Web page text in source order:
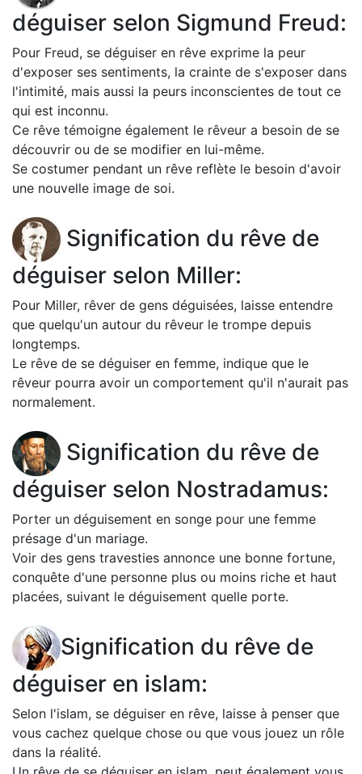
déguiser selon Sigmund Freud:
Pour Freud, se déguiser en rêve exprime la peur
d'exposer ses sentiments, la crainte de s'exposer dans
l'intimité, mais aussi la peurs inconscientes de tout ce
qui est inconnu.
Ce rêve témoigne également le rêveur a besoin de se
découvrir ou de se modifier en lui-même.
Se costumer pendant un rêve reflète le besoin d'avoir
une nouvelle image de soi.
Signification du rêve de
déguiser selon Miller:
Pour Miller, rêver de gens déguisées, laisse entendre
que quelqu'un autour du rêveur le trompe depuis
longtemps.
Le rêve de se déguiser en femme, indique que le
rêveur pourra avoir un comportement qu'il n'aurait pas
normalement.
Signification du rêve de
déguiser selon Nostradamus:
Porter un déguisement en songe pour une femme
présage d'un mariage.
Voir des gens travesties annonce une bonne fortune,
conquête d'une personne plus ou moins riche et haut
placées, suivant le déguisement quelle porte.
Signification du rêve de
déguiser en islam:
Selon l'islam, se déguiser en rêve, laisse à penser que
vous cachez quelque chose ou que vous jouez un rôle
dans la réalité.